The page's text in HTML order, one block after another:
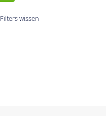
Filters wissen